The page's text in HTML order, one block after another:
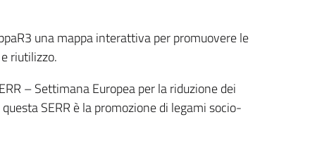
una mappa interattiva per promuovere le
riutilizzo.
– Settimana Europea per la riduzione dei
SERR è la promozione di legami socio-